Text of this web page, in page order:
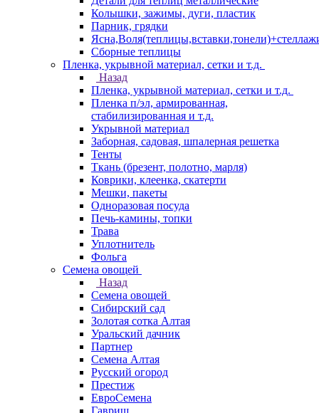
Колышки, зажимы, дуги, пластик
Парник, грядки
Сборные теплицы
Пленка, укрывной материал, сетки и т.д.
Назад
Пленка, укрывной материал, сетки и т.д.
Пленка п/эл, армированная,
стабилизированная и т.д.
Укрывной материал
Заборная, садовая, шпалерная решетка
Тенты
Ткань (брезент, полотно, марля)
Коврики, клеенка, скатерти
Мешки, пакеты
Одноразовая посуда
Печь-камины, топки
Трава
Уплотнитель
Фольга
Семена овощей
Назад
Семена овощей
Сибирский сад
Золотая сотка Алтая
Уральский дачник
Партнер
Семена Алтая
Русский огород
Престиж
ЕвроСемена
Гавриш